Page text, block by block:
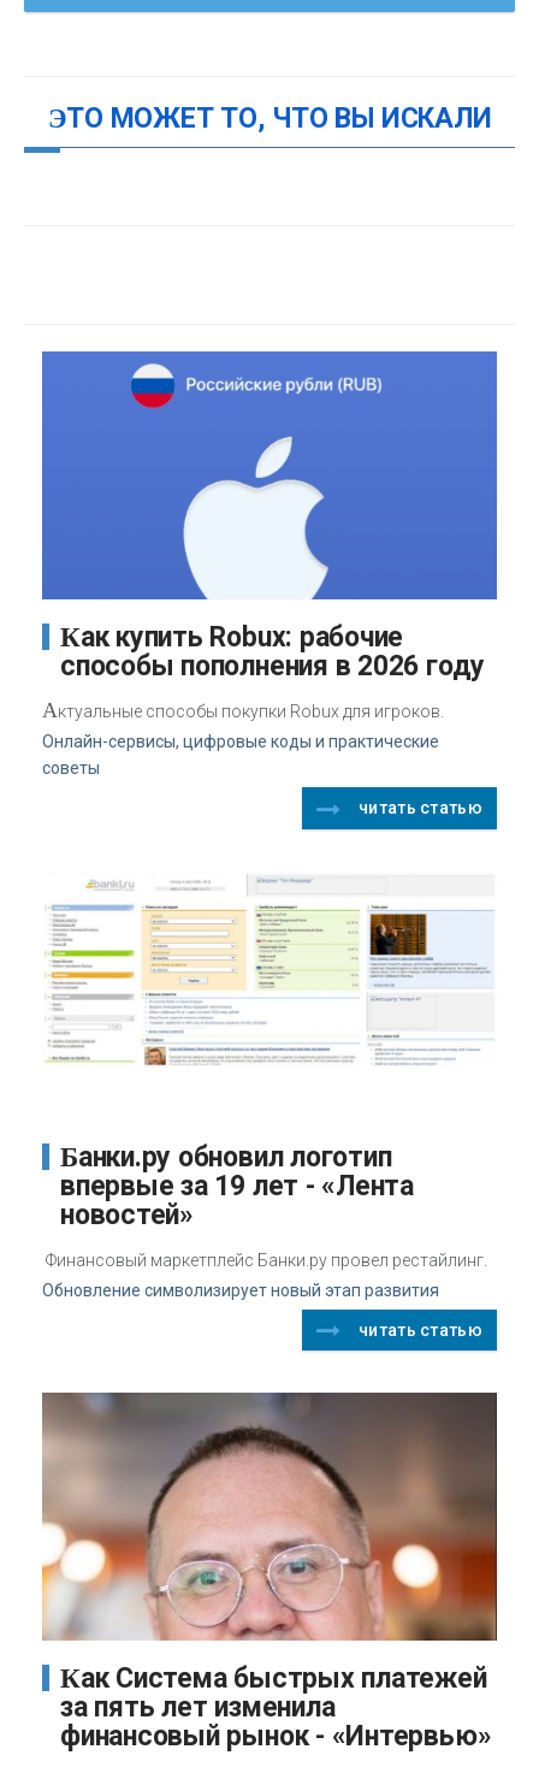
ЭТО МОЖЕТ ТО, ЧТО ВЫ ИСКАЛИ
Как купить Robux: рабочие
способы пополнения в 2026 году
Актуальные способы покупки Robux для игроков.
Онлайн-сервисы, цифровые коды и практические
советы
читать статью
Банки.ру обновил логотип
впервые за 19 лет - «Лента
новостей»
Финансовый маркетплейс Банки.ру провел рестайлинг.
Обновление символизирует новый этап развития
читать статью
Как Система быстрых платежей
за пять лет изменила
финансовый рынок - «Интервью»